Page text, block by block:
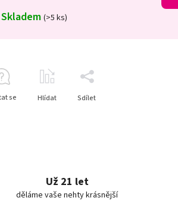
Skladem (>5 ks)
se Hlídat Sdílet
Už 21 let
děláme vaše nehty krásnější